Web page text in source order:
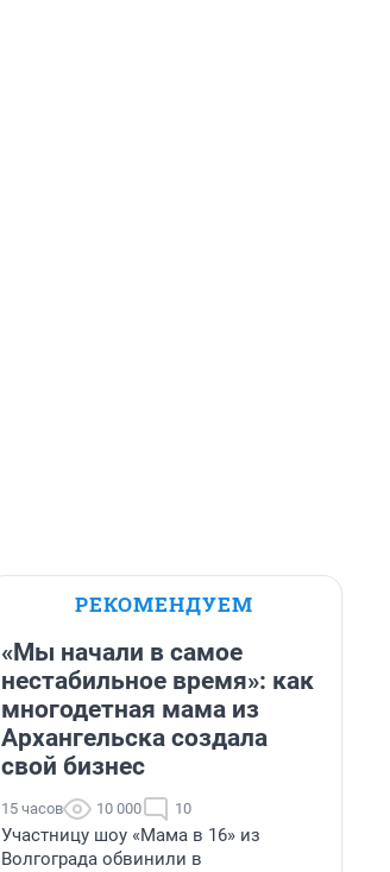
РЕКОМЕНДУЕМ
«Мы начали в самое
нестабильное время»: как
многодетная мама из
Архангельска создала
свой бизнес
15 часов 10 000 10
Участницу шоу «Мама в 16» из
Волгограда обвинили в